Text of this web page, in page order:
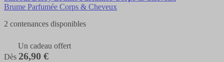
Brume Parfumée Corps & Cheveux
2 contenances disponibles
Un cadeau offert
Dès 26,90 €